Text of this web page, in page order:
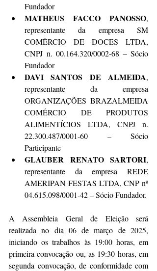
Fundador
MATHEUS FACCO PANOSSO,
representante da empresa SM
COMÉRCIO DE DOCES LTDA,
CNPJ n. 00.164.320/0002-68 – Sócio
Fundador
DAVI SANTOS DE ALMEIDA,
representante da empresa
ORGANIZAÇÕES BRAZALMEIDA
COMÉRCIO DE PRODUTOS
ALIMENTÍCIOS LTDA, CNPJ n.
22.300.487/0001-60 – Sócio
Participante
GLAUBER RENATO SARTORI,
representante da empresa REDE
AMERIPAN FESTAS LTDA, CNP nº
04.615.098/0001-42 – Sócio Fundador.
A Assembleia Geral de Eleição será
realizada no dia 06 de março de 2025,
iniciando os trabalhos às 19:00 horas, em
primeira convocação ou, as 19:30 horas, em
segunda convocação, de conformidade com